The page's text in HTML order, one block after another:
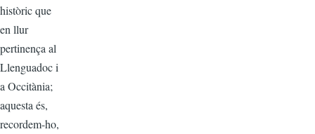
històric que
en llur
pertinença al
Llenguadoc i
a Occitània;
aquesta és,
recordem-ho,